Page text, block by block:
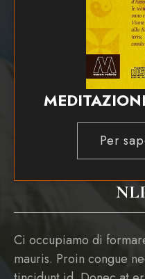
Ci occupiamo di
mauris. Proin congue
Per